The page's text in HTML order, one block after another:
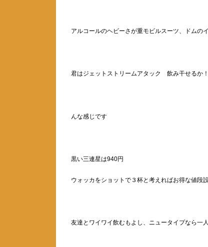
アルコールのヘビーさが重モビルスーツ、ドムの
君はジェットストリームアタック 飲み干せるか！
んな感じです
黒い三連星は940円
ウォッカをショットで３杯と考えればお得な値段
友達とワイワイ飲むもよし、ニュータイプなら一